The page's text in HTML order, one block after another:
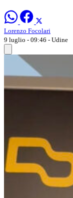
Lorenzo Focolari
9 luglio - 09:46 - Udine